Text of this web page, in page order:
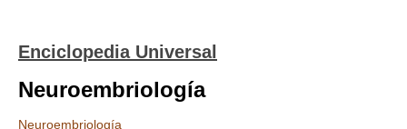
Enciclopedia Universal
Neuroembriología
Neuroembriología